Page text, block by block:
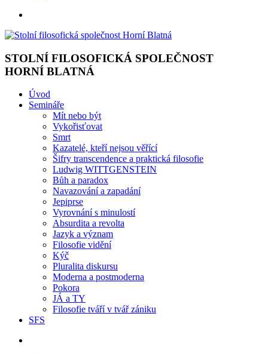
STOLNÍ FILOSOFICKÁ SPOLEČNOST
HORNÍ BLATNÁ
Úvod
Semináře
Mít nebo být
Vykořisťovat
Smrt
Kazatelé, kteří nejsou věřící
Šifry transcendence a praktická filosofie
Ludwig WITTGENSTEIN
Bůh a paradox
Navazování a zapadání
Jepiprse
Vyrovnání s minulostí
Absurdita a revolta
Jazyk a význam
Filosofie vidění
Kýč
Pluralita diskursu
Moderna a postmoderna
Pokora
JÁ a TY
Filosofie tváří v tvář zániku
SFS